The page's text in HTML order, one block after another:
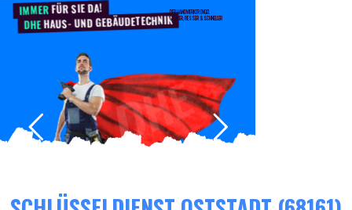
IMMERFÜR SIE DA!
DHEHAUS- UND GEBÄUDETECHNIK
DER HANDWERKER ENGEL
GRÖßER, BESSER & SCHNELLER